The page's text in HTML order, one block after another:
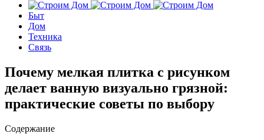
Быт
Дом
Техника
Связь
Почему мелкая плитка с рисунком
делает ванную визуально грязной:
практические советы по выбору
Содержание